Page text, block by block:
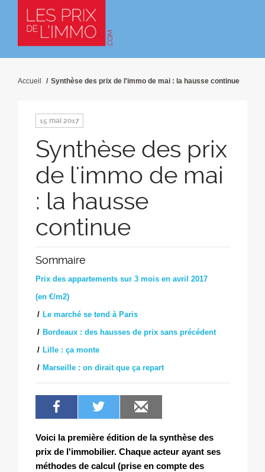
Accueil Synthèse des prix de l'immo de mai : la hausse continue
15 mai 2017
Synthèse des prix
de l'immo de mai
: la hausse
continue
Sommaire
Prix des appartements sur 3 mois en avril 2017
(en €/m2)
Le marché se tend à Paris
Bordeaux : des hausses de prix sans précédent
Lille : ça monte
Marseille : on dirait que ça repart
Voici la première édition de la synthèse des
prix de l'immobilier. Chaque acteur ayant ses
méthodes de calcul (prise en compte des